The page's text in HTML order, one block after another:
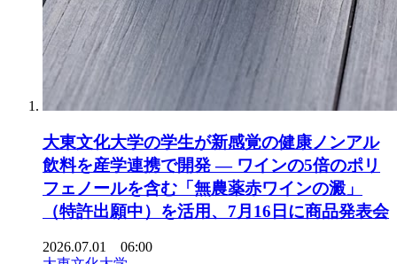
大東文化大学の学生が新感覚の健康ノンアル
飲料を産学連携で開発 ― ワインの5倍のポリ
フェノールを含む「無農薬赤ワインの澱」
（特許出願中）を活用、7月16日に商品発表会
2026.07.01 06:00